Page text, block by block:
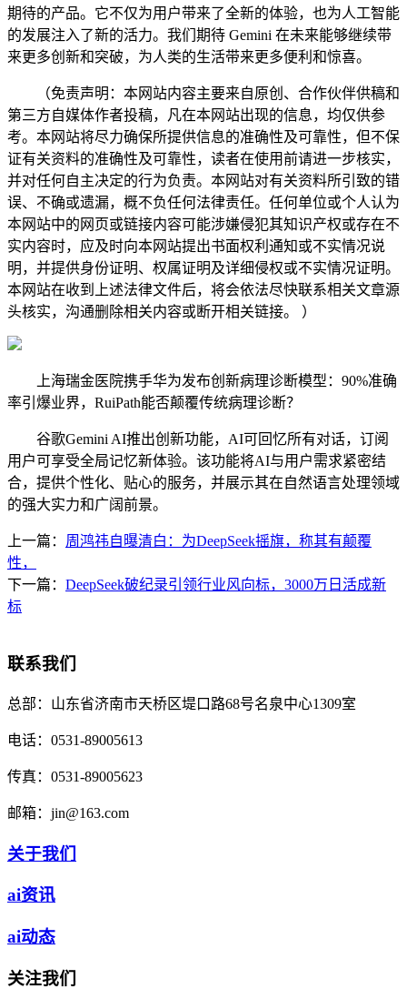
期待的产品。它不仅为用户带来了全新的体验，也为人工智能
的发展注入了新的活力。我们期待 Gemini 在未来能够继续带
来更多创新和突破，为人类的生活带来更多便利和惊喜。
（免责声明：本网站内容主要来自原创、合作伙伴供稿和
第三方自媒体作者投稿，凡在本网站出现的信息，均仅供参
考。本网站将尽力确保所提供信息的准确性及可靠性，但不保
证有关资料的准确性及可靠性，读者在使用前请进一步核实，
并对任何自主决定的行为负责。本网站对有关资料所引致的错
误、不确或遗漏，概不负任何法律责任。任何单位或个人认为
本网站中的网页或链接内容可能涉嫌侵犯其知识产权或存在不
实内容时，应及时向本网站提出书面权利通知或不实情况说
明，并提供身份证明、权属证明及详细侵权或不实情况证明。
本网站在收到上述法律文件后，将会依法尽快联系相关文章源
头核实，沟通删除相关内容或断开相关链接。 ）
上海瑞金医院携手华为发布创新病理诊断模型：90%准确
率引爆业界，RuiPath能否颠覆传统病理诊断？
谷歌Gemini AI推出创新功能，AI可回忆所有对话，订阅
用户可享受全局记忆新体验。该功能将AI与用户需求紧密结
合，提供个性化、贴心的服务，并展示其在自然语言处理领域
的强大实力和广阔前景。
上一篇： 周鸿祎自曝清白：为DeepSeek摇旗，称其有颠覆
性，
下一篇： DeepSeek破纪录引领行业风向标，3000万日活成新
标
联系我们
总部： 山东省济南市天桥区堤口路68号名泉中心1309室
电话： 0531-89005613
传真： 0531-89005623
邮箱： jin@163.com
关于我们
ai资讯
ai动态
关注我们